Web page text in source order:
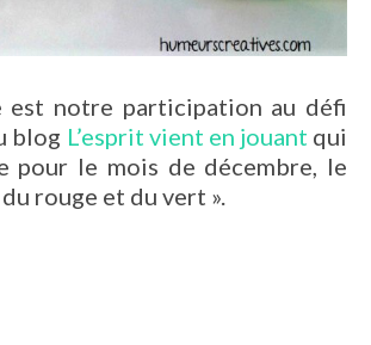
est notre participation au défi
blog L’esprit vient en jouant qui
pour le mois de décembre, le
rouge et du vert ».